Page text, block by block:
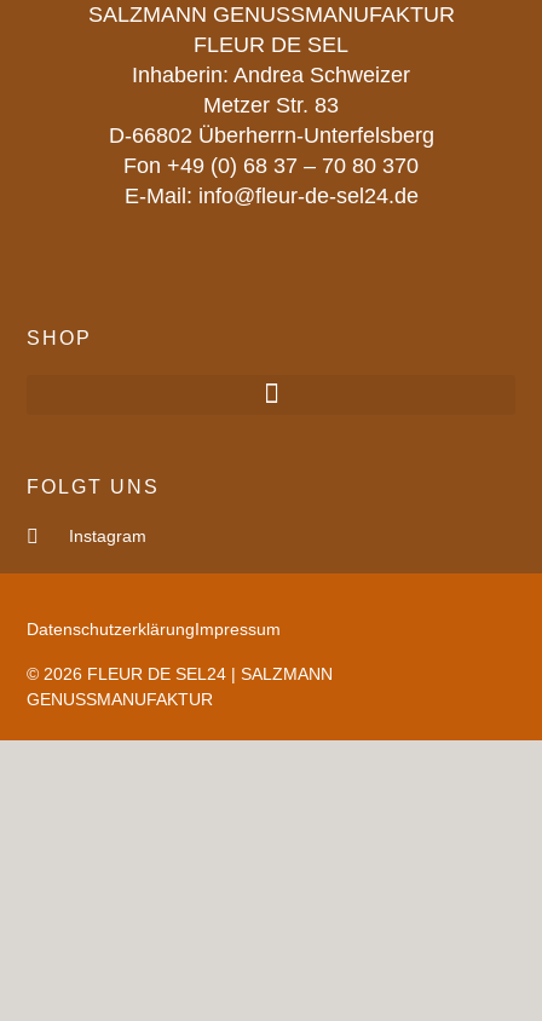
SALZMANN GENUSSMANUFAKTUR
FLEUR DE SEL
Inhaberin: Andrea Schweizer
Metzer Str. 83
D-66802 Überherrn-Unterfelsberg
Fon +49 (0) 68 37 – 70 80 370
E-Mail: info@fleur-de-sel24.de
SHOP
FOLGT UNS
Instagram
© 2026 FLEUR DE SEL24 | SALZMANN
GENUSSMANUFAKTUR
DatenschutzerklärungImpressum